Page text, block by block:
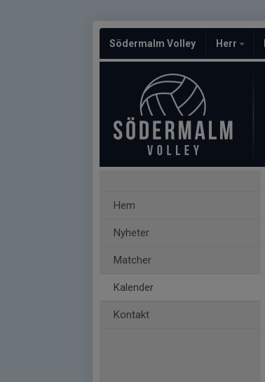
Södermalm Volley Herr
Hem
Nyheter
Matcher
Kalender
Kontakt